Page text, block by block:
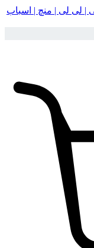
| لی لی | منچ | اسباب